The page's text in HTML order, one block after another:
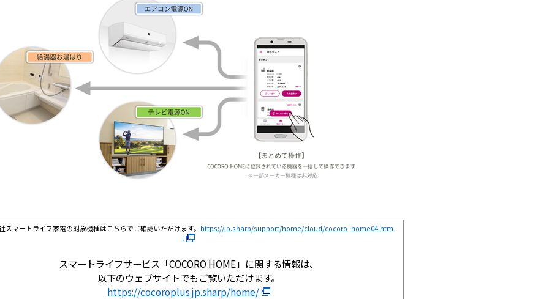
スマートライフ家電の対象機種はこちらでご確認いただけます。 https://jp.sharp/support/home/cloud/cocoro_home04.htm
l
スマートライフサービス「COCORO HOME」に関する情報は、
以下のウェブサイトでもご覧いただけます。
https://cocoroplus.jp.sharp/home/